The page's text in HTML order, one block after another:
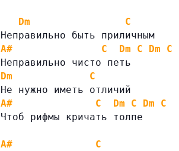
Dm
C
Неправильно быть приличным
A#
C Dm C Dm
C
Неправильно чисто петь
Dm
C
Не нужно иметь отличий
A#
C Dm C Dm
C
Чтоб рифмы кричать толпе
A#
C